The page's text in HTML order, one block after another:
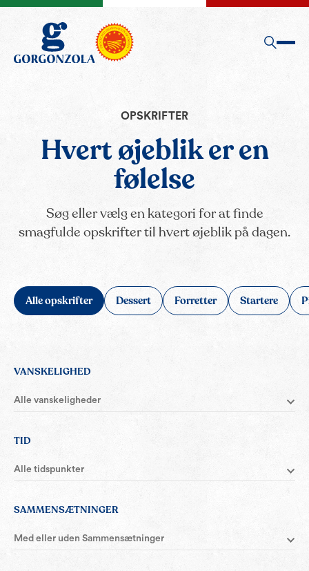
OPSKRIFTER
Hvert øjeblik er en
følelse
Søg eller vælg en kategori for at finde
smagfulde opskrifter til hvert øjeblik på dagen.
Alle opskrifter Dessert Forretter Startere
VANSKELIGHED
Alle vanskeligheder
TID
Alle tidspunkter
SAMMENSÆTNINGER
Med eller uden Sammensætninger